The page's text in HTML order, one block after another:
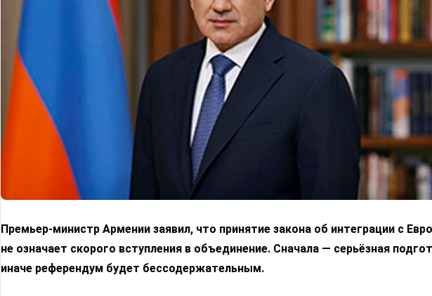
Премьер-министр Армении заявил, что принятие закона об интеграции с
не означает скорого вступления в объединение. Сначала — серьёзная
иначе референдум будет бессодержательным.